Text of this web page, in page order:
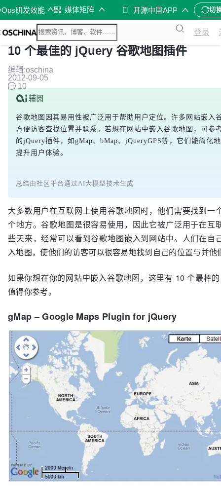
研发效能 媒体矩阵 开源中国APP 切
登录
10 个最佳的 jQuery 谷歌地图插件
编辑:oschina
2012-09-05
10
谷歌地图因其易用性被广泛用于帮助用户定位。许多网站嵌入
方便访客查找位置并联系。若想在网站中嵌入谷歌地图，可参
的jQuery插件，如gMap、bMap、jQueryGPS等，它们能简化
提升用户体验。
总结由社区平台通过AI大模型技术生成
大多数用户在互联网上使用谷歌地图时，他们需要找到一
个地方。谷歌地图是很容易使用，因此它被广泛用于在互
些天来，经常可以看到谷歌地图嵌入到网站中。人们在自
入地图，使他们的访客可以很容易地找到自己的位置与并他
如果你想在你的网站中嵌入谷歌地图，这里有 10 个最棒
值得你参考。
gMap – Google Maps Plugin for jQuery